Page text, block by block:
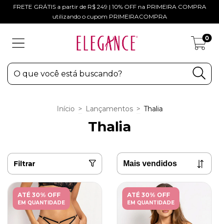
FRETE GRÁTIS a partir de R$ 249 | 10% OFF na PRIMEIRA COMPRA
utilizando o cupom PRIMEIRACOMPRA
0
Início > Lançamentos > Thalia
Thalia
Filtrar
ATÉ 30% OFF
EM QUANTIDADE
ATÉ 30% OFF
EM QUANTIDADE